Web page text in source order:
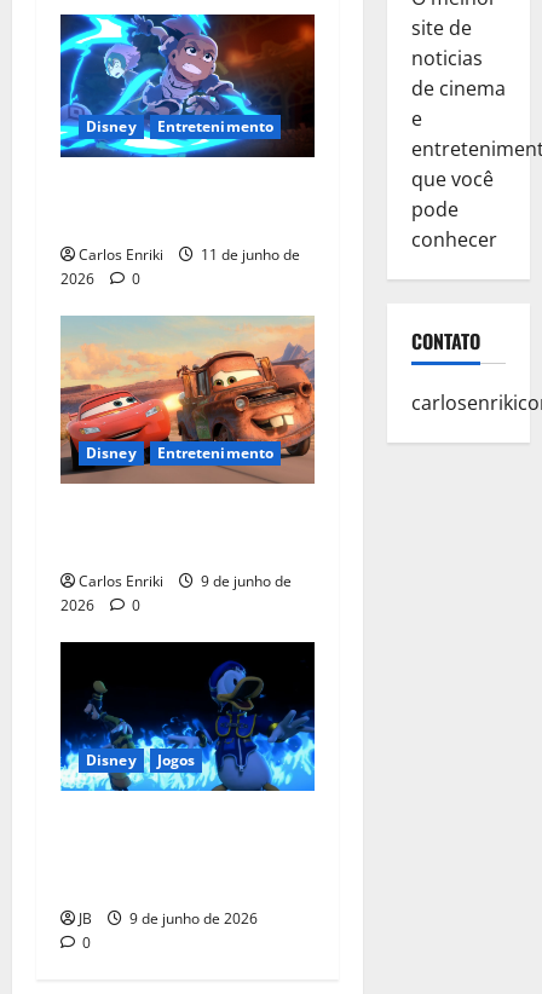
Disney Entretenimento
Carlos Enriki
11 de junho de
2026
0
Disney Entretenimento
Carlos Enriki
9 de junho de
2026
0
Disney Jogos
JB
9 de junho de 2026
0
site de
noticias
de cinema
e
que você
pode
conhecer
CONTATO